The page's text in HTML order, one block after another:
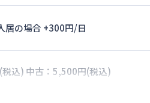
居の場合 +300円/日
込) 中古：5,500円(税込)